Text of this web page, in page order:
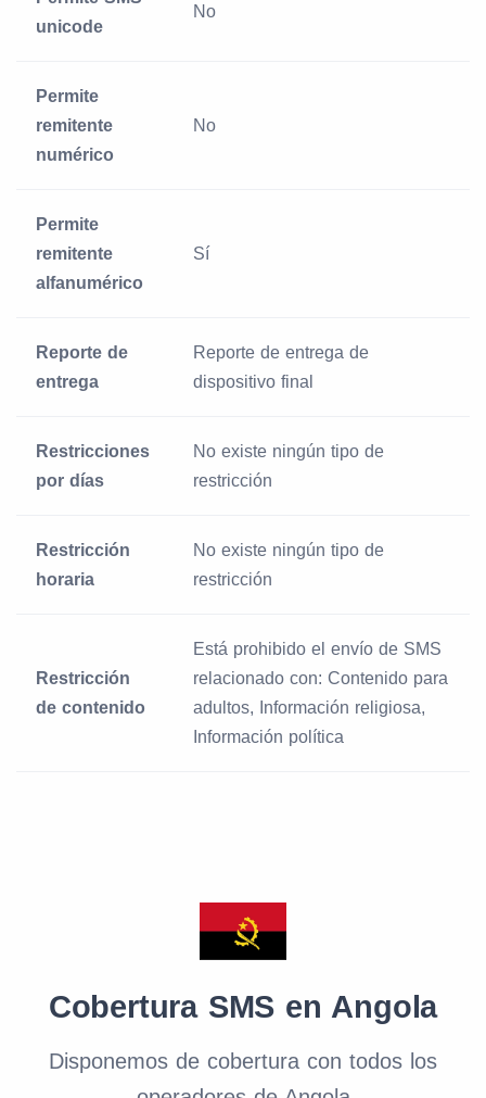
unicode
No
Permite
remitente
numérico
No
Permite
remitente
alfanumérico
Sí
Reporte de
entrega
Reporte de entrega de
dispositivo final
Restricciones
por días
No existe ningún tipo de
restricción
Restricción
horaria
No existe ningún tipo de
restricción
Restricción
de contenido
Está prohibido el envío de SMS
relacionado con: Contenido para
adultos, Información religiosa,
Información política
Cobertura SMS en Angola
Disponemos de cobertura con todos los